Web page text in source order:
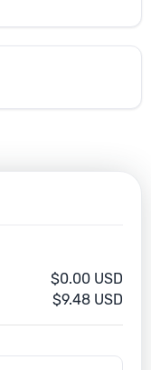
$0.00 USD
$9.48 USD